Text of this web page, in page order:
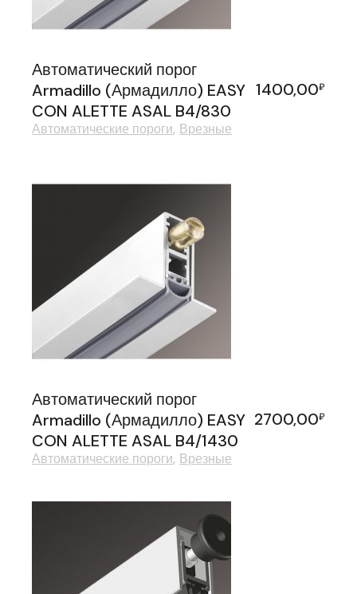
Автоматический порог
Armadillo (Армадилло) EASY
CON ALETTE ASAL B4/830
1400,00₽
Автоматические пороги Врезные
Автоматический порог
Armadillo (Армадилло) EASY
CON ALETTE ASAL B4/1430
2700,00₽
Автоматические пороги Врезные